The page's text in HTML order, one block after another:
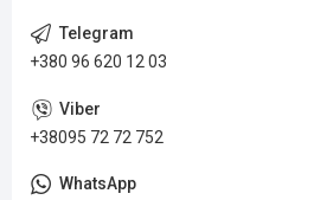
+380 96 620 12 03
+38095 72 72 752